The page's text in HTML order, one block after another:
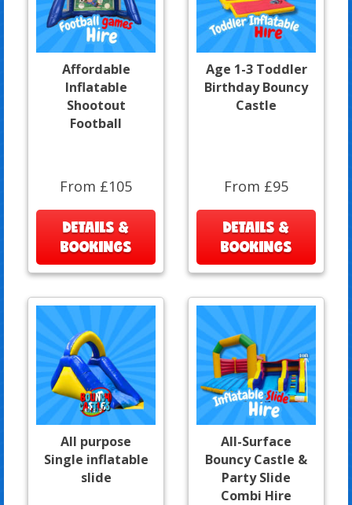
Affordable
Inflatable
Shootout
Football
From £105
DETAILS &
BOOKINGS
Age 1-3 Toddler
Birthday Bouncy
Castle
From £95
DETAILS &
BOOKINGS
All purpose
Single inflatable
slide
All-Surface
Bouncy Castle &
Party Slide
Combi Hire